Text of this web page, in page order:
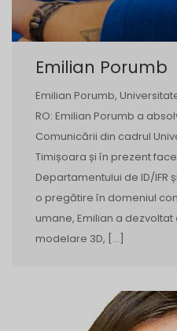
Emilian Porumb
Emilian Porumb,
RO: Emilian Porumb a
Comunicării din cadrul
Timișoara și în prezent
Departamentului de ID/IFR
o pregătire în domeniul
umane, Emilian a
modelare 3D, […]